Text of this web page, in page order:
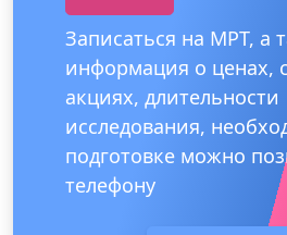
Записаться на МРТ, а
информация о ценах,
акциях, длительности
исследования,
подготовке можно
телефону